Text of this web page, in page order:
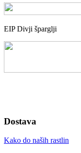
EIP Divji šparglji
Dostava
Kako do naših rastlin